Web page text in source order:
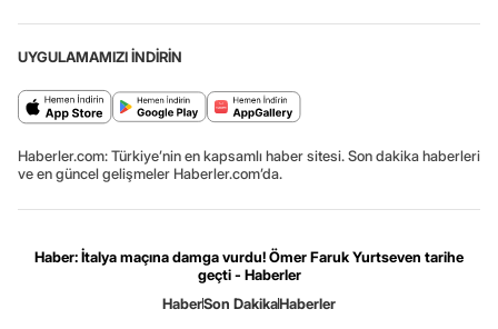
UYGULAMAMIZI İNDİRİN
Haberler.com: Türkiye’nin en kapsamlı haber sitesi. Son dakika haberleri
ve en güncel gelişmeler Haberler.com’da.
Haber: İtalya maçına damga vurdu! Ömer Faruk Yurtseven tarihe
geçti - Haberler
HaberSon DakikaHaberler